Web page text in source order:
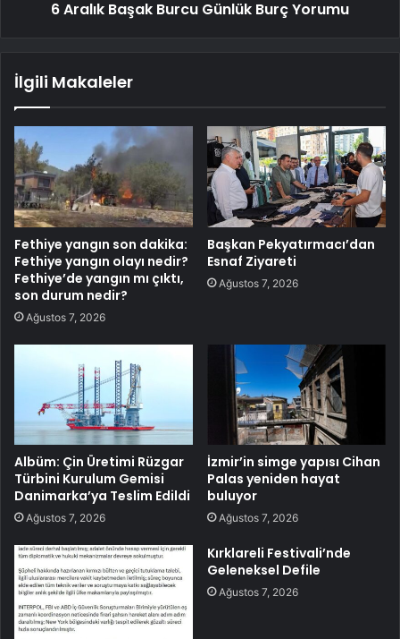
6 Aralık Başak Burcu Günlük Burç Yorumu
İlgili Makaleler
Fethiye yangın son dakika:
Fethiye yangın olayı nedir?
Fethiye’de yangın mı çıktı,
son durum nedir?
Ağustos 7, 2026
Başkan Pekyatırmacı’dan
Esnaf Ziyareti
Ağustos 7, 2026
Albüm: Çin Üretimi Rüzgar
Türbini Kurulum Gemisi
Danimarka’ya Teslim Edildi
Ağustos 7, 2026
İzmir’in simge yapısı Cihan
Palas yeniden hayat
buluyor
Ağustos 7, 2026
Kırklareli Festivali’nde
Geleneksel Defile
Ağustos 7, 2026